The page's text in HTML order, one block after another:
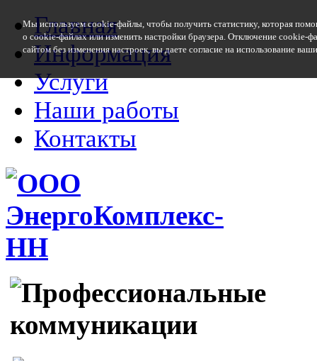
Главная
Информация
Услуги
Наши работы
Контакты
Мы используем cookie-файлы, чтобы получить статистику, которая
о cookie-файлах или изменить настройки браузера. Отключение cookie-
сайтом без изменения настроек, вы даете согласие на использование